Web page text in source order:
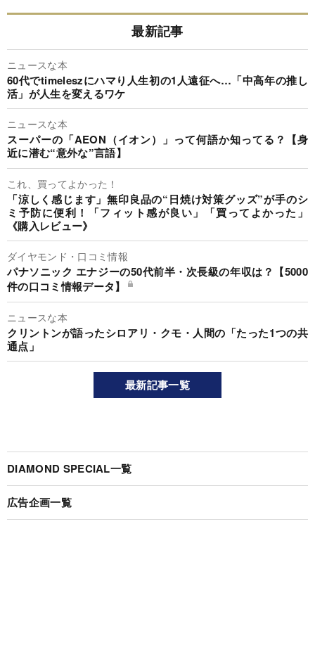
最新記事
ニュースな本
60代でtimeleszにハマり人生初の1人遠征へ…「中高年の推し
活」が人生を変えるワケ
ニュースな本
スーパーの「AEON（イオン）」って何語か知ってる？【身
近に潜む“意外な”言語】
これ、買ってよかった！
「涼しく感じます」無印良品の“日焼け対策グッズ”が手のシ
ミ予防に便利！「フィット感が良い」「買ってよかった」
《購入レビュー》
ダイヤモンド・口コミ情報
パナソニック エナジーの50代前半・次長級の年収は？【5000
件の口コミ情報データ】
ニュースな本
クリントンが語ったシロアリ・クモ・人間の「たった1つの共
通点」
最新記事一覧
DIAMOND SPECIAL一覧
広告企画一覧